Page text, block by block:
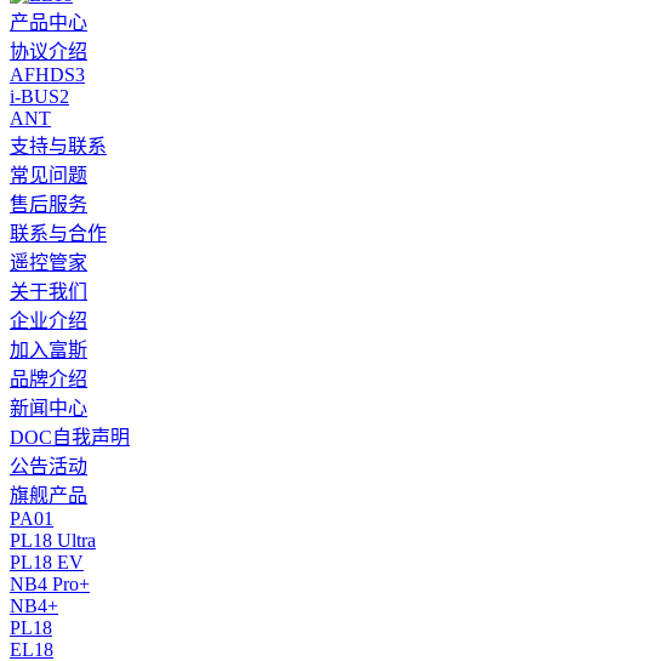
产品中心
协议介绍
AFHDS3
i-BUS2
ANT
支持与联系
常见问题
售后服务
联系与合作
遥控管家
关于我们
企业介绍
加入富斯
品牌介绍
新闻中心
DOC自我声明
公告活动
旗舰产品
PA01
PL18 Ultra
PL18 EV
NB4 Pro+
NB4+
PL18
EL18